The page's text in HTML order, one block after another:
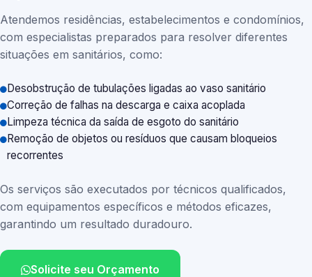
Atendemos residências, estabelecimentos e condomínios,
com especialistas preparados para resolver diferentes
situações em sanitários, como:
Desobstrução de tubulações ligadas ao vaso sanitário
Correção de falhas na descarga e caixa acoplada
Limpeza técnica da saída de esgoto do sanitário
Remoção de objetos ou resíduos que causam bloqueios
recorrentes
Os serviços são executados por técnicos qualificados,
com equipamentos específicos e métodos eficazes,
garantindo um resultado duradouro.
Solicite seu Orçamento